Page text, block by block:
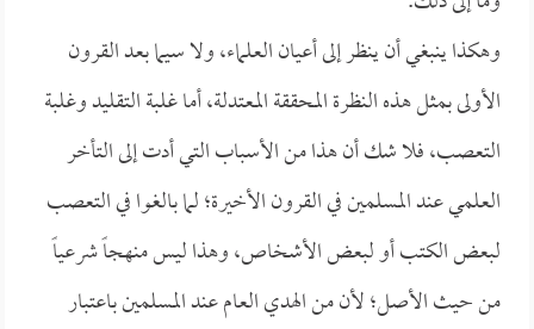
وهكذا ينبغي أن ينظر إلى أعيان العلماء، ولا سيما بعد القرون
الأولى بمثل هذه النظرة المحققة المعتدلة، أما غلبة التقليد وغلبة
التعصب، فلا شك أن هذا من الأسباب التي أدت إلى التأخر
العلمي عند المسلمين في القرون الأخيرة؛ لما بالغوا في التعصب
لبعض الكتب أو لبعض الأشخاص، وهذا ليس منهجاً شرعياً
من حيث الأصل؛ لأن من الهدي العام عند المسلمين باعتبار